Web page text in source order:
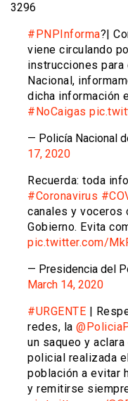
3296
#PNPInforma?|
viene circulando
instrucciones para
Nacional,
dicha información
#NoCaigas
— Policía Nacional
17, 2020
Recuerda: toda
#Coronavirus
canales y
Gobierno. Evita
pic.twitter.com/
— Presidencia del
March 14, 2020
#URGENTE |
redes, la
un saqueo y
policial realizada
población a evitar
y remitirse